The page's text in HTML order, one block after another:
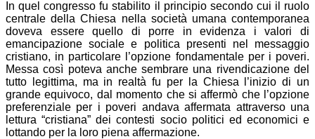
In quel congresso fu stabilito il principio secondo cui il ruolo
centrale della Chiesa nella società umana contemporanea
doveva essere quello di porre in evidenza i valori di
emancipazione sociale e politica presenti nel messaggio
cristiano, in particolare l’opzione fondamentale per i poveri.
Messa così poteva anche sembrare una rivendicazione del
tutto legittima, ma in realtà fu per la Chiesa l’inizio di un
grande equivoco, dal momento che si affermò che l’opzione
preferenziale per i poveri andava affermata attraverso una
lettura “cristiana” dei contesti socio politici ed economici e
lottando per la loro piena affermazione.